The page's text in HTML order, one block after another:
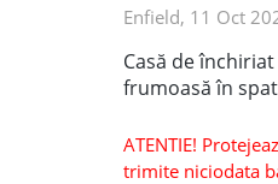
Enfield, 11 Oct
Casă de
frumoasă în
ATENTIE!
trimite niciodata